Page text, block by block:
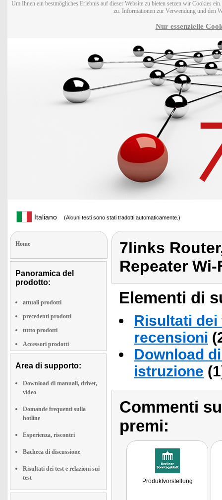
Um Ihnen ein bestmögliches Erlebnis auf dieser Website zu bieten setzen wir Cookies
zu. Informationen zur Verwendung und den
Nur essenzielle
Italiano (Alcuni testi sono stati tradotti automaticamente.)
Home
Panoramica del
prodotto:
attuali prodotti
precedenti prodotti
tutto prodotti
Accessori prodotti
Area di supporto:
Download di manuali, driver,
video
Domande frequenti sulla
hotline
Esperienza, riscontri
Bacheca di discussione
Risultati dei test e relazioni sui
test
7links
Repeater Wi-
Elementi di
Risultati
recensioni
Download
istruzione
Commenti
premi:
Produktvorstellung